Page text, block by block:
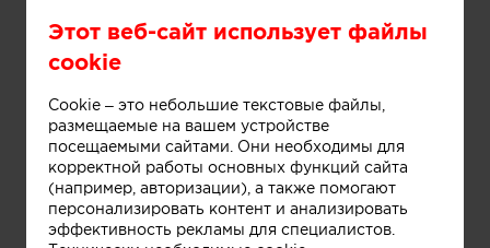
Информация
Этот веб-сайт использует файлы
cookie
Cookie – это небольшие текстовые файлы,
размещаемые на вашем устройстве
посещаемыми сайтами. Они необходимы для
корректной работы основных функций сайта
(например, авторизации), а также помогают
персонализировать контент и анализировать
эффективность рекламы для специалистов.